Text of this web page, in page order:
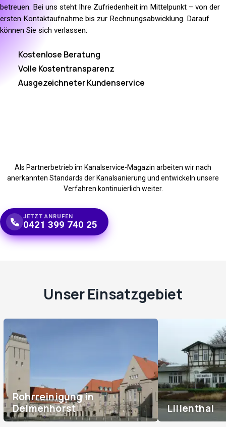
betreuen. Bei uns steht Ihre Zufriedenheit im Mittelpunkt – von der
ersten Kontaktaufnahme bis zur Rechnungsabwicklung. Darauf
können Sie sich verlassen:
Kostenlose Beratung
Volle Kostentransparenz
Ausgezeichneter Kundenservice
Als Partnerbetrieb im Kanalservice-Magazin arbeiten wir nach
anerkannten Standards der Kanalsanierung und entwickeln unsere
Verfahren kontinuierlich weiter.
JETZT ANRUFEN
0421 399 740 25
Unser Einsatzgebiet
Rohrreinigung in
Delmenhorst
Lilienthal